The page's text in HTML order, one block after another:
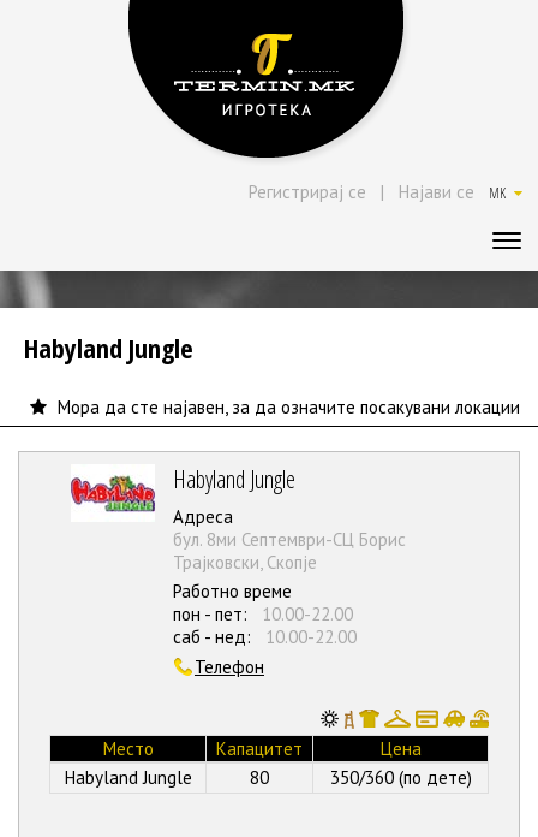
MK
Најави се
|
Регистрирај се
Habyland Jungle
Мора да сте најавен, за да означите посакувани локации
Habyland Jungle
Адреса
бул. 8ми Септември-СЦ Борис
Трајковски, Скопје
Работно време
пон - пет:
10.00-22.00
саб - нед:
10.00-22.00
Телефон
Место Капацитет
Цена
Habyland Jungle
80 350/360 (по дете)